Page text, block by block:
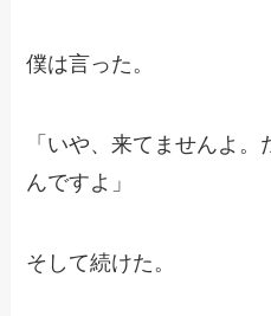
僕は言った。
「いや、来てませんよ
んですよ」
そして続けた。